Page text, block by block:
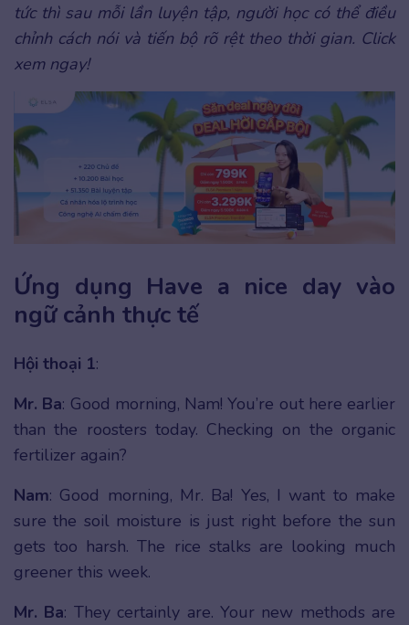
tức thì sau mỗi lần luyện tập, người học có thể điều
chỉnh cách nói và tiến bộ rõ rệt theo thời gian. Click
xem ngay!
Ứng dụng Have a nice day vào
ngữ cảnh thực tế
Hội thoại 1:
Mr. Ba: Good morning, Nam! You’re out here earlier
than the roosters today. Checking on the organic
fertilizer again?
Nam: Good morning, Mr. Ba! Yes, I want to make
sure the soil moisture is just right before the sun
gets too harsh. The rice stalks are looking much
greener this week.
Mr. Ba: They certainly are. Your new methods are